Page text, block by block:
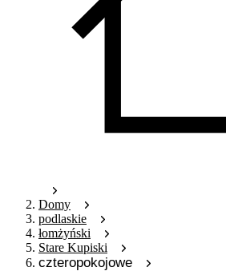
Domy
podlaskie
łomżyński
Stare Kupiski
czteropokojowe